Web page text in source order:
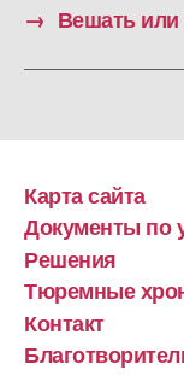
→ Вешать или
Карта сайта
Документы по
Решения
Тюремные
Контакт